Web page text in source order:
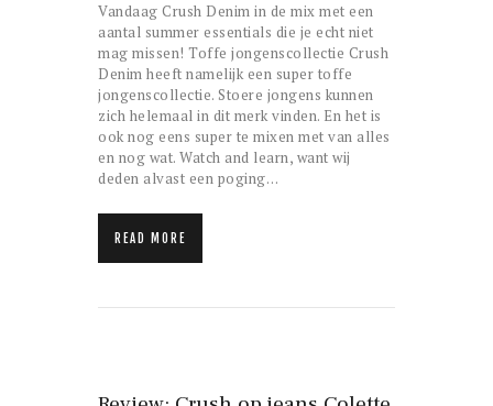
Vandaag Crush Denim in de mix met een
aantal summer essentials die je echt niet
mag missen! Toffe jongenscollectie Crush
Denim heeft namelijk een super toffe
jongenscollectie. Stoere jongens kunnen
zich helemaal in dit merk vinden. En het is
ook nog eens super te mixen met van alles
en nog wat. Watch and learn, want wij
deden alvast een poging…
READ MORE